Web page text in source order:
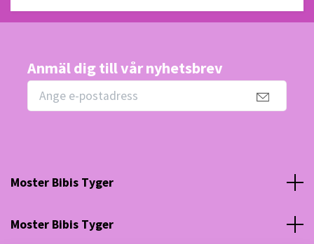
Anmäl dig till vår nyhetsbrev
Moster Bibis Tyger
Moster Bibis Tyger